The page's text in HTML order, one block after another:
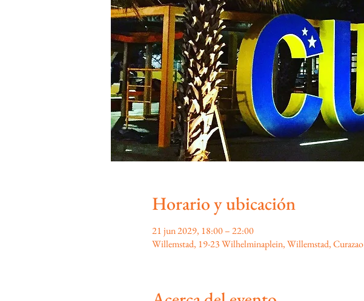
Horario y ubicación
21 jun 2029, 18:00 – 22:00
Willemstad, 19-23 Wilhelminaplein, Willemstad, Curazao